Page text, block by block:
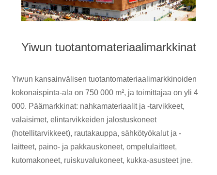
Yiwun tuotantomateriaalimarkkinat
Yiwun kansainvälisen tuotantomateriaalimarkkinoiden
kokonaispinta-ala on 750 000 m², ja toimittajaa on yli 4
000. Päämarkkinat: nahkamateriaalit ja -tarvikkeet,
valaisimet, elintarvikkeiden jalostuskoneet
(hotellitarvikkeet), rautakauppa, sähkötyökalut ja -
laitteet, paino- ja pakkauskoneet, ompelulaitteet,
kutomakoneet, ruiskuvalukoneet, kukka-asusteet jne.